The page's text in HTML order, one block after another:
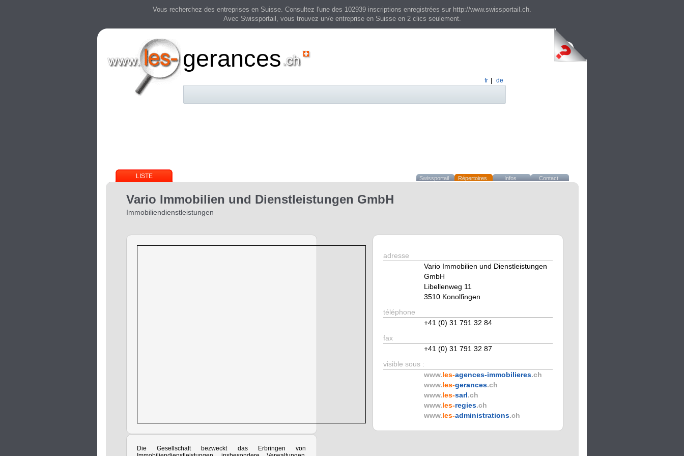
Vous recherchez des entreprises en Suisse. Consultez l'une des 102939 inscriptions enregistrées sur http://www.swissportail.ch.
Avec Swissportail, vous trouvez un/e entreprise en Suisse en 2 clics seulement.
gerances
fr de
LISTE Swissportail Répertoires Infos Contact
Vario Immobilien und Dienstleistungen GmbH
Immobiliendienstleistungen
Die Gesellschaft bezweckt das Erbringen von
adresse
Vario Immobilien und Dienstleistungen
GmbH
Libellenweg 11
3510 Konolfingen
téléphone
+41 (0) 31 791 32 84
fax
+41 (0) 31 791 32 87
visible sous :
www.les-agences-immobilieres.ch
www.les-gerances.ch
www.les-sarl.ch
www.les-regies.ch
www.les-administrations.ch